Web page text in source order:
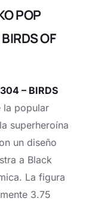
POP
OF
– BIRDS
la popular
superheroína
un diseño
a Black
La figura
3.75